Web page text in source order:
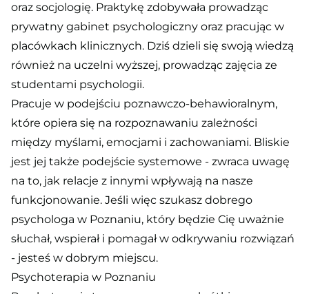
oraz socjologię. Praktykę zdobywała prowadząc
prywatny gabinet psychologiczny oraz pracując w
placówkach klinicznych. Dziś dzieli się swoją wiedzą
również na uczelni wyższej, prowadząc zajęcia ze
studentami psychologii.
Pracuje w podejściu poznawczo-behawioralnym,
które opiera się na rozpoznawaniu zależności
między myślami, emocjami i zachowaniami. Bliskie
jest jej także podejście systemowe - zwraca uwagę
na to, jak relacje z innymi wpływają na nasze
funkcjonowanie. Jeśli więc szukasz dobrego
psychologa w Poznaniu, który będzie Cię uważnie
słuchał, wspierał i pomagał w odkrywaniu rozwiązań
- jesteś w dobrym miejscu.
Psychoterapia w Poznaniu